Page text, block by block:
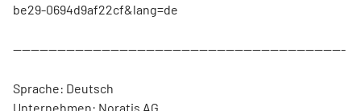
be29-0694d9af22cf&lang=de
---------------------------------------------------------------------------
Sprache: Deutsch
Unternehmen: Noratis AG